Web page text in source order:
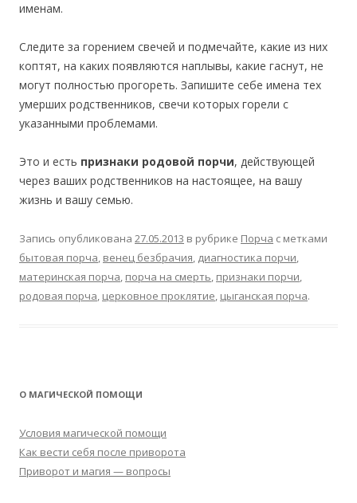
именам.
Следите за горением свечей и подмечайте, какие из них
коптят, на каких появляются наплывы, какие гаснут, не
могут полностью прогореть. Запишите себе имена тех
умерших родственников, свечи которых горели с
указанными проблемами.
Это и есть признаки родовой порчи, действующей
через ваших родственников на настоящее, на вашу
жизнь и вашу семью.
Запись опубликована 27.05.2013 в рубрике Порча с метками
бытовая порча, венец безбрачия, диагностика порчи,
материнская порча, порча на смерть, признаки порчи,
родовая порча, церковное проклятие, цыганская порча.
О МАГИЧЕСКОЙ ПОМОЩИ
Условия магической помощи
Как вести себя после приворота
Приворот и магия — вопросы